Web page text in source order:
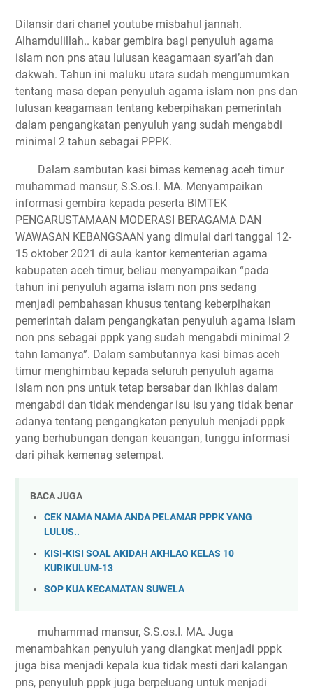
Dilansir dari chanel youtube misbahul jannah.
Alhamdulillah.. kabar gembira bagi penyuluh agama
islam non pns atau lulusan keagamaan syari’ah dan
dakwah. Tahun ini maluku utara sudah mengumumkan
tentang masa depan penyuluh agama islam non pns dan
lulusan keagamaan tentang keberpihakan pemerintah
dalam pengangkatan penyuluh yang sudah mengabdi
minimal 2 tahun sebagai PPPK.
Dalam sambutan kasi bimas kemenag aceh timur
muhammad mansur, S.S.os.I. MA. Menyampaikan
informasi gembira kepada peserta BIMTEK
PENGARUSTAMAAN MODERASI BERAGAMA DAN
WAWASAN KEBANGSAAN yang dimulai dari tanggal 12-
15 oktober 2021 di aula kantor kementerian agama
kabupaten aceh timur, beliau menyampaikan “pada
tahun ini penyuluh agama islam non pns sedang
menjadi pembahasan khusus tentang keberpihakan
pemerintah dalam pengangkatan penyuluh agama islam
non pns sebagai pppk yang sudah mengabdi minimal 2
tahn lamanya”. Dalam sambutannya kasi bimas aceh
timur menghimbau kepada seluruh penyuluh agama
islam non pns untuk tetap bersabar dan ikhlas dalam
mengabdi dan tidak mendengar isu isu yang tidak benar
adanya tentang pengangkatan penyuluh menjadi pppk
yang berhubungan dengan keuangan, tunggu informasi
dari pihak kemenag setempat.
BACA JUGA
CEK NAMA NAMA ANDA PELAMAR PPPK YANG
LULUS..
KISI-KISI SOAL AKIDAH AKHLAQ KELAS 10
KURIKULUM-13
SOP KUA KECAMATAN SUWELA
muhammad mansur, S.S.os.I. MA. Juga
menambahkan penyuluh yang diangkat menjadi pppk
juga bisa menjadi kepala kua tidak mesti dari kalangan
pns, penyuluh pppk juga berpeluang untuk menjadi